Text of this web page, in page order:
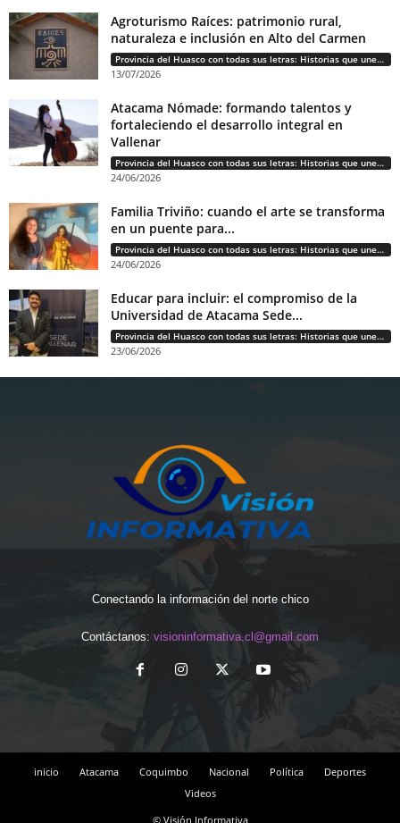
Agroturismo Raíces: patrimonio rural,
naturaleza e inclusión en Alto del Carmen
Provincia del Huasco con todas sus letras: Historias que unen cultura, diversidad e identidad
13/07/2026
Atacama Nómade: formando talentos y
fortaleciendo el desarrollo integral en
Vallenar
Provincia del Huasco con todas sus letras: Historias que unen cultura, diversidad e identidad
24/06/2026
Familia Triviño: cuando el arte se transforma
en un puente para...
Provincia del Huasco con todas sus letras: Historias que unen cultura, diversidad e identidad
24/06/2026
Educar para incluir: el compromiso de la
Universidad de Atacama Sede...
Provincia del Huasco con todas sus letras: Historias que unen cultura, diversidad e identidad
23/06/2026
Conectando la información del norte chico
Contáctanos: visioninformativa.cl@gmail.com
inicio Atacama Coquimbo Nacional Política
Deportes
Videos
© Visión Informativa